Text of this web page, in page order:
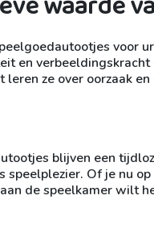
voor
en
leren ze over oorzaak
blijven een
speelplezier. Of je nu
de speelkamer wilt